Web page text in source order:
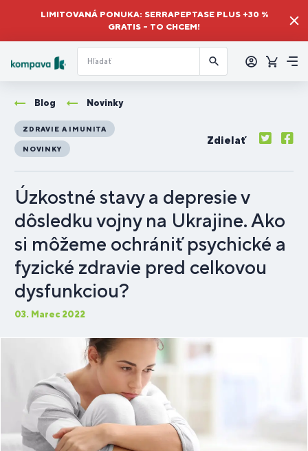
LIMITOVANÁ PONUKA: SERRAPEPTASE PLUS +30 %
GRATIS – TO CHCEM!
sa
Košík
Blog Novinky
ZDRAVIE A IMUNITA
NOVINKY
Zdielať
Úzkostné stavy a depresie v
dôsledku vojny na Ukrajine. Ako
si môžeme ochrániť psychické a
fyzické zdravie pred celkovou
dysfunkciou?
03. Marec 2022